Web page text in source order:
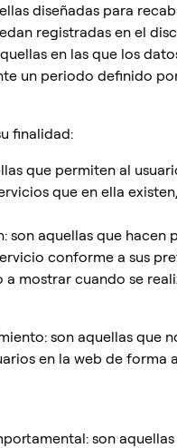
diseñadas para
registradas en el
en las que los
un periodo definido
finalidad:
que permiten al
que en ella
son aquellas que
conforme a sus
mostrar cuando se
son aquellas que
en la web de forma
son